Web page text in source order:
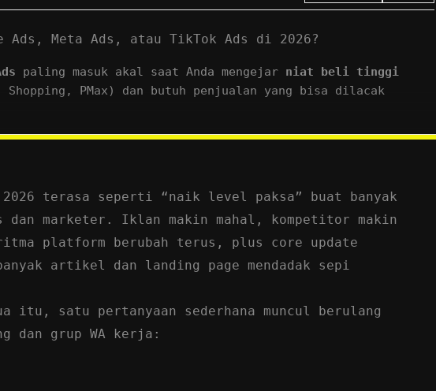
Ads, Meta Ads, atau TikTok Ads di 2026?
paling masuk akal saat Anda mengejar niat beli tinggi
Shopping, PMax) dan butuh penjualan yang bisa dilacak
(Facebook + Instagram) unggul untukreach, storytelling,
impulsif, dan berbasis tren generasi muda.[fn n="6"]
strategi paling masuk akal biasanya
bukan pilih satu
, tetapi membagi peran: Google untuk intent, Meta untuk
cash flow bisnis Anda, lalu tambah channel lain setelah
tracking rapi.
2026 terasa seperti “naik level paksa” buat banyak
marketer. Iklan makin mahal, kompetitor makin
platform berubah terus, plus core update
artikel dan landing page mendadak sepi
itu, satu pertanyaan sederhana muncul berulang
dan grup WA kerja: